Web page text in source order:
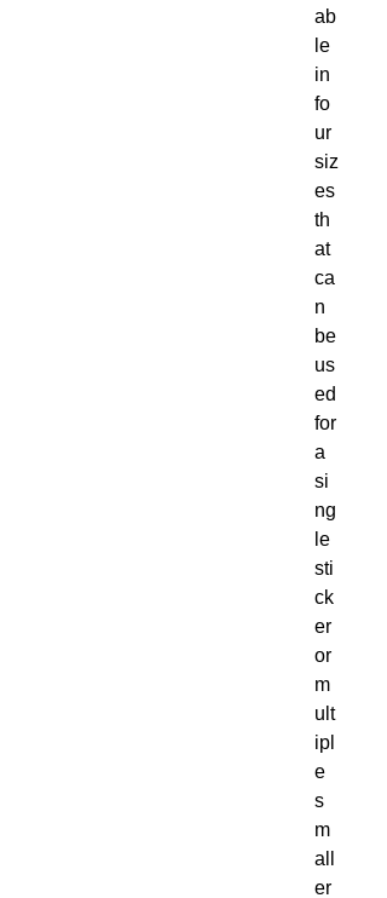
ab
le
in
fo
ur
siz
es
th
at
ca
n
be
us
ed
for
a
si
ng
le
sti
ck
er
or
m
ult
ipl
e
s
m
all
er